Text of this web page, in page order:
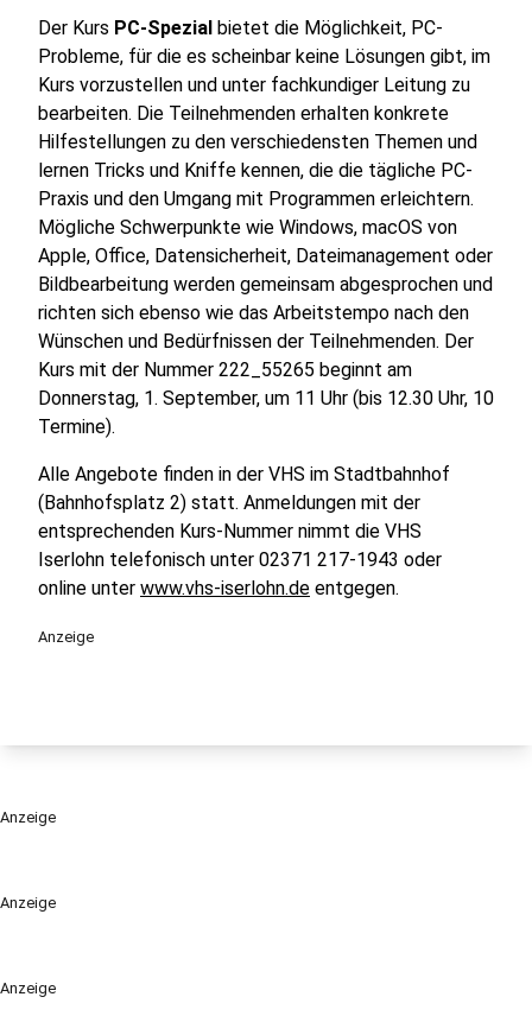
Anzeige
Anzeige
Der Kurs PC-Spezial bietet die Möglichkeit, PC-
Probleme, für die es scheinbar keine Lösungen gibt, im
Kurs vorzustellen und unter fachkundiger Leitung zu
bearbeiten. Die Teilnehmenden erhalten konkrete
Hilfestellungen zu den verschiedensten Themen und
lernen Tricks und Kniffe kennen, die die tägliche PC-
Praxis und den Umgang mit Programmen erleichtern.
Mögliche Schwerpunkte wie Windows, macOS von
Apple, Office, Datensicherheit, Dateimanagement oder
Bildbearbeitung werden gemeinsam abgesprochen und
richten sich ebenso wie das Arbeitstempo nach den
Wünschen und Bedürfnissen der Teilnehmenden. Der
Kurs mit der Nummer 222_55265 beginnt am
Donnerstag, 1. September, um 11 Uhr (bis 12.30 Uhr, 10
Termine).
Alle Angebote finden in der VHS im Stadtbahnhof
(Bahnhofsplatz 2) statt. Anmeldungen mit der
entsprechenden Kurs-Nummer nimmt die VHS
Iserlohn telefonisch unter 02371 217-1943 oder
online unter www.vhs-iserlohn.de entgegen.
Anzeige
Anzeige